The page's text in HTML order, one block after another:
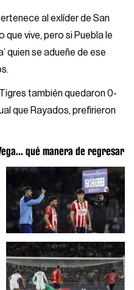
al exlíder de San
que vive, pero si Puebla le
quien se adueñe de ese
también quedaron 0-
que Rayados, prefirieron
qué manera de regresar